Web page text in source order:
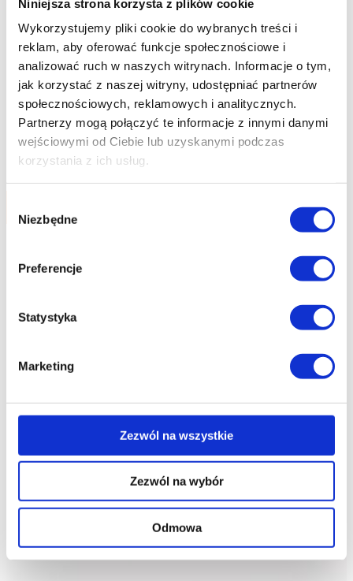
Niniejsza strona korzysta z plików cookie
Wykorzystujemy pliki cookie do wybranych treści i
reklam, aby oferować funkcje społecznościowe i
analizować ruch w naszych witrynach. Informacje o tym,
jak korzystać z naszej witryny, udostępniać partnerów
społecznościowych, reklamowych i analitycznych.
Partnerzy mogą połączyć te informacje z innymi danymi
wejściowymi od Ciebie lub uzyskanymi podczas
korzystania z ich usług.
zgody
Niezbędne
Preferencje
Statystyka
Marketing
Zezwól na wszystkie
Zezwól na wybór
Odmowa
Polmar® PrestigeFoot: Damskie Kapcie Skórzane
na Podeszwie Premium Pudrowy Róż
73.80